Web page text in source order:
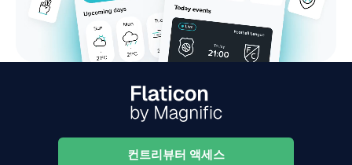
컨트리뷰터 액세스